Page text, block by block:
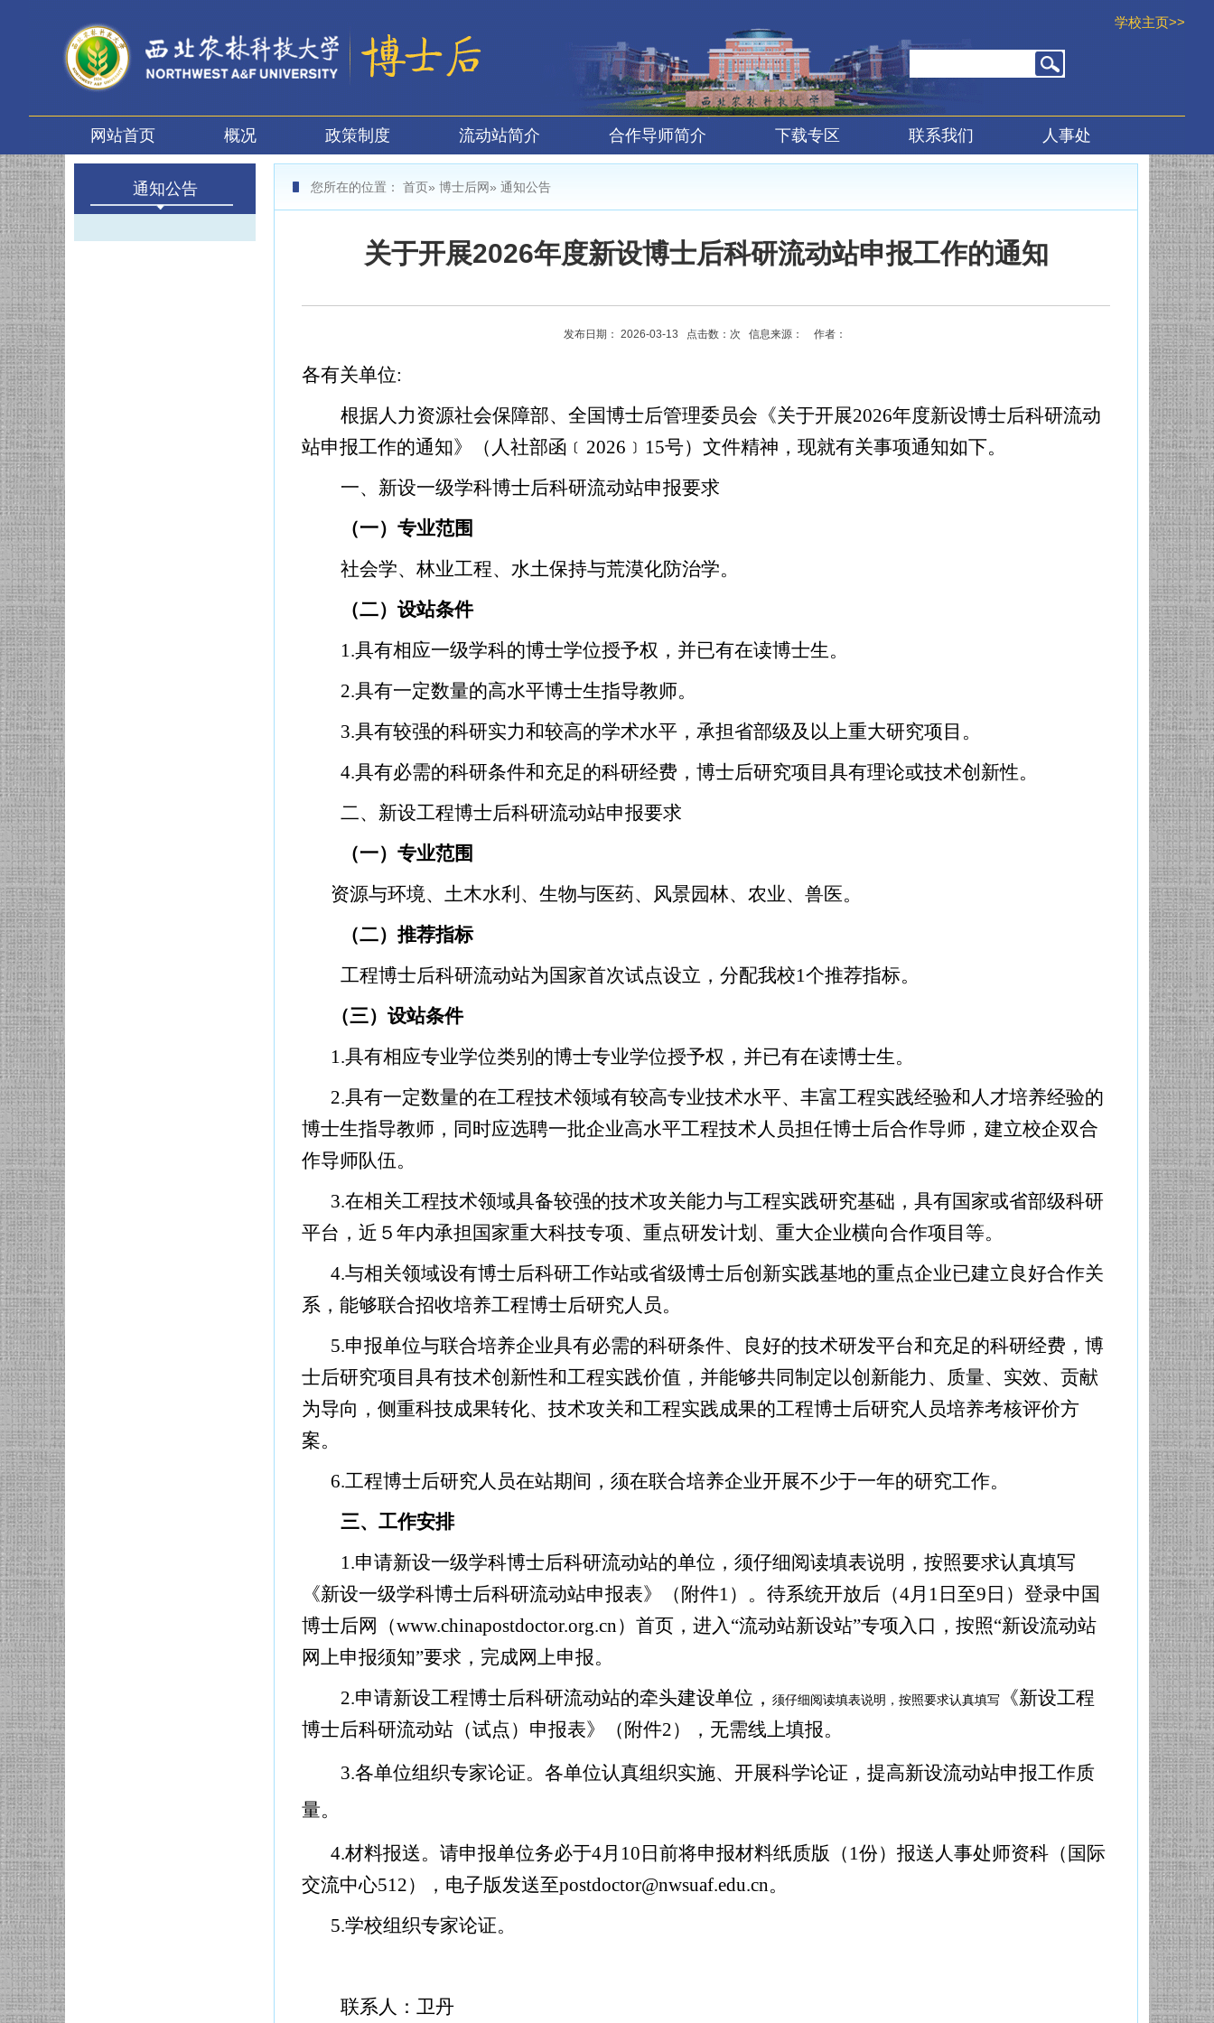
学校主页>>
网站首页 概况 政策制度 流动站简介 合作导师简介 下载专区 联系我们 人事处
通知公告 您所在的位置： 首页» 博士后网» 通知公告
关于开展2026年度新设博士后科研流动站申报工作的通知
发布日期： 2026-03-13 点击数： 次 信息来源： 作者：
各有关单位:
根据人力资源社会保障部、全国博士后管理委员会《关于开展2026年度新设博士后科研流动
站申报工作的通知》（人社部函 ﹝ 2026 ﹞ 15号）文件精神，现就有关事项通知如下。
一、新设一级学科博士后科研流动站申报要求
（一）专业范围
社会学、林业工程、水土保持与荒漠化防治学。
（二）设站条件
1.具有相应一级学科的博士学位授予权，并已有在读博士生。
2.具有一定数量的高水平博士生指导教师。
3.具有较强的科研实力和较高的学术水平，承担省部级及以上重大研究项目。
4.具有必需的科研条件和充足的科研经费，博士后研究项目具有理论或技术创新性。
二、新设工程博士后科研流动站申报要求
（一）专业范围
资源与环境、土木水利、生物与医药、风景园林、农业、兽医。
（二）推荐指标
工程博士后科研流动站为国家首次试点设立，分配我校1个推荐指标。
（三）设站条件
1.具有相应专业学位类别的博士专业学位授予权，并已有在读博士生。
2.具有一定数量的在工程技术领域有较高专业技术水平、丰富工程实践经验和人才培养经验的
博士生指导教师，同时应选聘一批企业高水平工程技术人员担任博士后合作导师，建立校企双合
作导师队伍。
3.在相关工程技术领域具备较强的技术攻关能力与工程实践研究基础，具有国家或省部级科研
平台，近５年内承担国家重大科技专项、重点研发计划、重大企业横向合作项目等。
4.与相关领域设有博士后科研工作站或省级博士后创新实践基地的重点企业已建立良好合作关
系，能够联合招收培养工程博士后研究人员。
5.申报单位与联合培养企业具有必需的科研条件、良好的技术研发平台和充足的科研经费，博
士后研究项目具有技术创新性和工程实践价值，并能够共同制定以创新能力、质量、实效、贡献
为导向，侧重科技成果转化、技术攻关和工程实践成果的工程博士后研究人员培养考核评价方
案。
6.工程博士后研究人员在站期间，须在联合培养企业开展不少于一年的研究工作。
三、工作安排
1.申请新设一级学科博士后科研流动站的单位，须仔细阅读填表说明，按照要求认真填写
《新设一级学科博士后科研流动站申报表》（附件1）。待系统开放后（4月1日至9日）登录中国
博士后网（www.chinapostdoctor.org.cn）首页，进入“流动站新设站”专项入口，按照“新设流动站
网上申报须知”要求，完成网上申报。
2.申请新设工程博士后科研流动站的牵头建设单位， 须仔细阅读填表说明，按照要求认真填写
《新设工程
博士后科研流动站（试点）申报表》（附件2），无需线上填报。
3.各单位组织专家论证。各单位认真组织实施、开展科学论证，提高新设流动站申报工作质
量。
4.材料报送。请申报单位务必于4月10日前将申报材料纸质版（1份）报送人事处师资科（国际
交流中心512），电子版发送至postdoctor@nwsuaf.edu.cn。
5.学校组织专家论证。
联系人：卫丹